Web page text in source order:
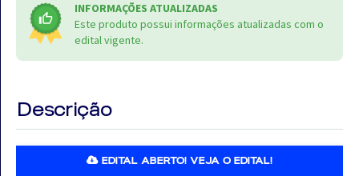
VIVO
INFORMAÇÕES ATUALIZADAS
Este produto possui informações atualizadas com o
edital vigente.
Descrição
EDITAL ABERTO! VEJA O EDITAL!